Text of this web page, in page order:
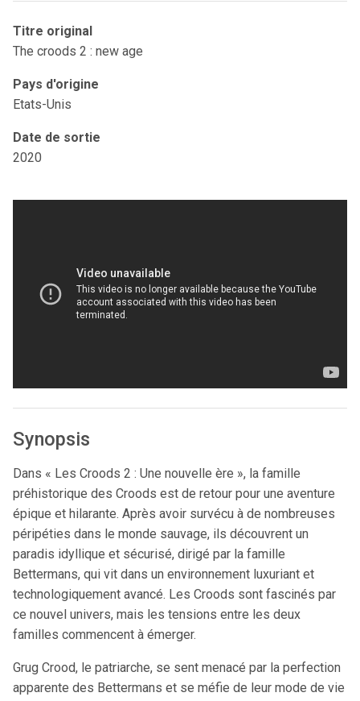
Titre original
The croods 2 : new age
Pays d'origine
Etats-Unis
Date de sortie
2020
Synopsis
Dans « Les Croods 2 : Une nouvelle ère », la famille
préhistorique des Croods est de retour pour une aventure
épique et hilarante. Après avoir survécu à de nombreuses
péripéties dans le monde sauvage, ils découvrent un
paradis idyllique et sécurisé, dirigé par la famille
Bettermans, qui vit dans un environnement luxuriant et
technologiquement avancé. Les Croods sont fascinés par
ce nouvel univers, mais les tensions entre les deux
familles commencent à émerger.
Grug Crood, le patriarche, se sent menacé par la perfection
apparente des Bettermans et se méfie de leur mode de vie